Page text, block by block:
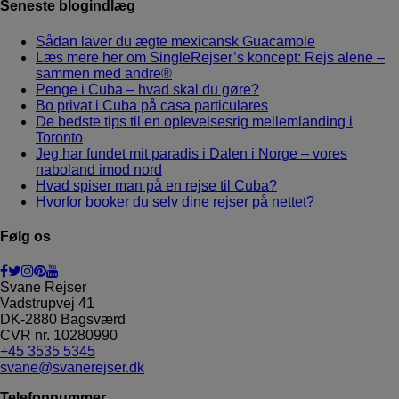
Seneste blogindlæg
Sådan laver du ægte mexicansk Guacamole
Læs mere her om SingleRejser’s koncept: Rejs alene –
sammen med andre®
Penge i Cuba – hvad skal du gøre?
Bo privat i Cuba på casa particulares
De bedste tips til en oplevelsesrig mellemlanding i
Toronto
Jeg har fundet mit paradis i Dalen i Norge – vores
naboland imod nord
Hvad spiser man på en rejse til Cuba?
Hvorfor booker du selv dine rejser på nettet?
Følg os
Svane Rejser
Vadstrupvej 41
DK-2880 Bagsværd
CVR nr. 10280990
+45 3535 5345
svane@svanerejser.dk